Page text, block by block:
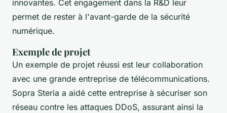
innovantes. Cet engagement dans la R&D leur
permet de rester à l'avant-garde de la sécurité
numérique.
Exemple de projet
Un exemple de projet réussi est leur collaboration
avec une grande entreprise de télécommunications.
Sopra Steria a aidé cette entreprise à sécuriser son
réseau contre les attaques DDoS, assurant ainsi la